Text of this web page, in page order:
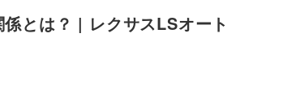
とは？ | レクサスLSオート